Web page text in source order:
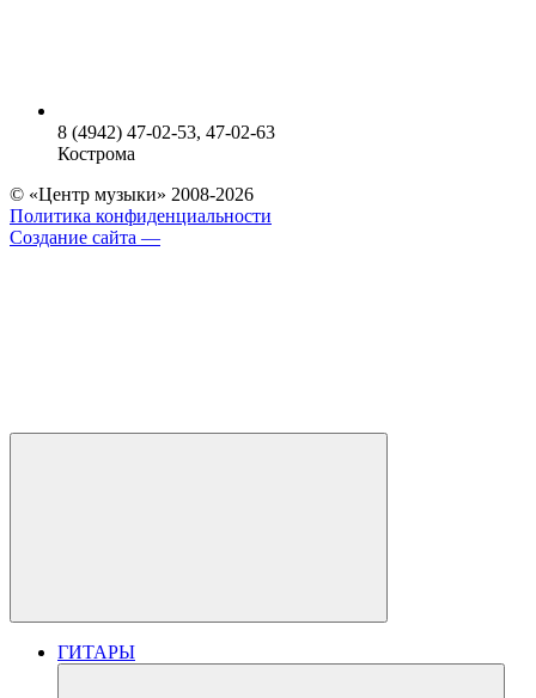
8 (4942) 47-02-53, 47-02-63
Кострома
© «Центр музыки» 2008-2026
Политика конфиденциальности
Создание сайта —
ГИТАРЫ